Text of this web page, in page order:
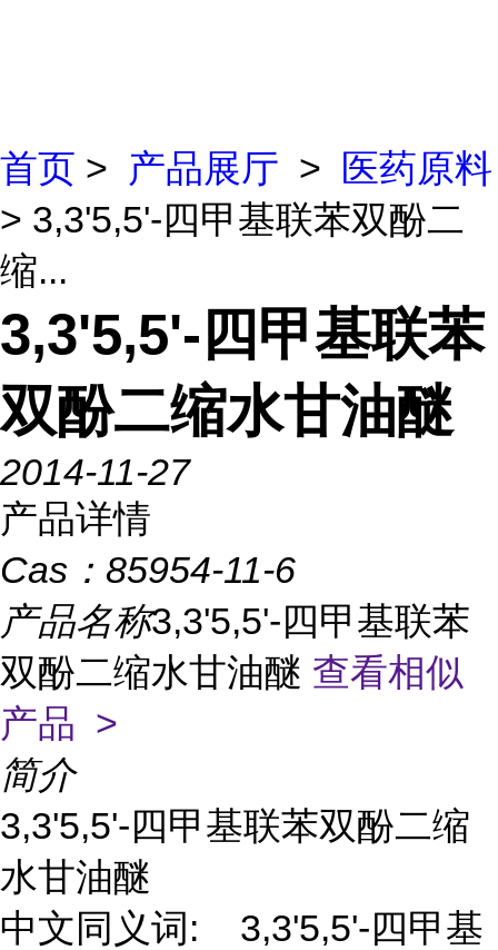
首页 > 产品展厅 >
医药原料
> 3,3'5,5'-四甲基联苯双酚二
缩...
3,3'5,5'-四甲基联苯
双酚二缩水甘油醚
2014-11-27
产品详情
Cas： 85954-11-6
产品名称3,3'5,5'-四甲基联苯
双酚二缩水甘油醚 查看相似
产品 >
简介
3,3'5,5'-四甲基联苯双酚二缩
水甘油醚
中文同义词:
3,3'5,5'-四甲基